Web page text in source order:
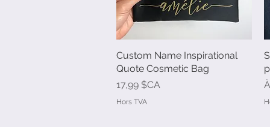
Aperçu rapide
Custom Name Inspirational
Quote Cosmetic Bag
Prix
17,99 $CA
Hors TVA